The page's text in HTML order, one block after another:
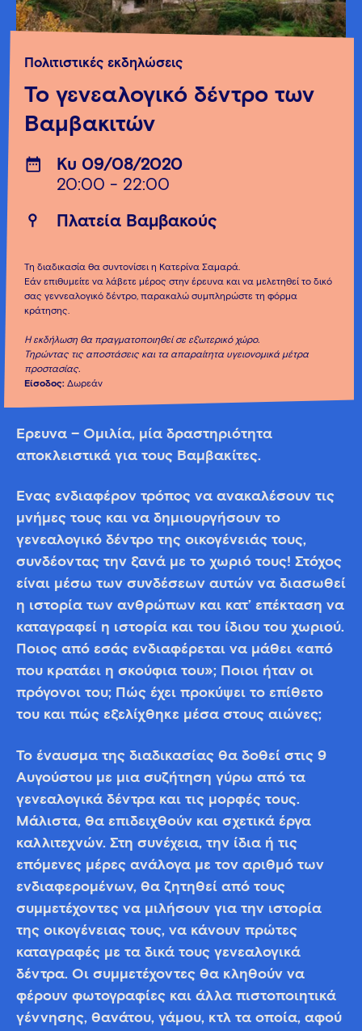
Πολιτιστικές εκδηλώσεις
Το γενεαλογικό δέντρο των
Βαμβακιτών
Κυ 09/08/2020
20:00 - 22:00
Πλατεία Βαμβακούς
Τη διαδικασία θα συντονίσει η Κατερίνα Σαμαρά.
Εάν επιθυμείτε να λάβετε μέρος στην έρευνα και να μελετηθεί το δικό
σας γεννεαλογικό δέντρο, παρακαλώ συμπληρώστε τη φόρμα
κράτησης.
Η εκδήλωση θα πραγματοποιηθεί σε εξωτερικό χώρο.
Τηρώντας τις αποστάσεις και τα απαραίτητα υγειονομικά μέτρα
προστασίας.
Είσοδος: Δωρεάν
Έρευνα – Ομιλία, μία δραστηριότητα
αποκλειστικά για τους Βαμβακίτες.
Ένας ενδιαφέρον τρόπος να ανακαλέσουν τις
μνήμες τους και να δημιουργήσουν το
γενεαλογικό δέντρο της οικογένειάς τους,
συνδέοντας την ξανά με το χωριό τους! Στόχος
είναι μέσω των συνδέσεων αυτών να διασωθεί
η ιστορία των ανθρώπων και κατ’ επέκταση να
καταγραφεί η ιστορία και του ίδιου του χωριού.
Ποιος από εσάς ενδιαφέρεται να μάθει «από
που κρατάει η σκούφια του»; Ποιοι ήταν οι
πρόγονοι του; Πώς έχει προκύψει το επίθετο
του και πώς εξελίχθηκε μέσα στους αιώνες;
Το έναυσμα της διαδικασίας θα δοθεί στις 9
Αυγούστου με μια συζήτηση γύρω από τα
γενεαλογικά δέντρα και τις μορφές τους.
Μάλιστα, θα επιδειχθούν και σχετικά έργα
καλλιτεχνών. Στη συνέχεια, την ίδια ή τις
επόμενες μέρες ανάλογα με τον αριθμό των
ενδιαφερομένων, θα ζητηθεί από τους
συμμετέχοντες να μιλήσουν για την ιστορία
της οικογένειας τους, να κάνουν πρώτες
καταγραφές με τα δικά τους γενεαλογικά
δέντρα. Οι συμμετέχοντες θα κληθούν να
φέρουν φωτογραφίες και άλλα πιστοποιητικά
γέννησης, θανάτου, γάμου, κτλ τα οποία, αφού